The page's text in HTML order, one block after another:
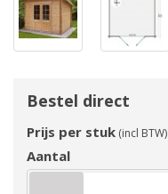
Bestel direct
Prijs per stuk (incl BTW)
Aantal